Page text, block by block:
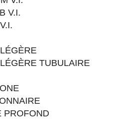
V.I.
TUBULAIRE
PROFOND